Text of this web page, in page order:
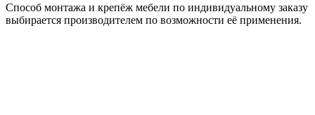
Способ монтажа и крепёж мебели по индивидуальному заказу
выбирается производителем по возможности её применения.